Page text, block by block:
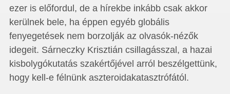
ezer is előfordul, de a hírekbe inkább csak akkor
kerülnek bele, ha éppen egyéb globális
fenyegetések nem borzolják az olvasók-nézők
idegeit. Sárneczky Krisztián csillagásszal, a hazai
kisbolygókutatás szakértőjével arról beszélgettünk,
hogy kell-e félnünk aszteroidakatasztrófától.